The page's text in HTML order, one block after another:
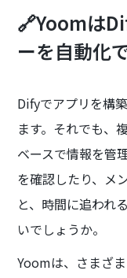
🔗Yoomは
ーを自動化
Difyでアプリを構
ます。それでも、
ベースで情報を管
を確認したり、メ
と、時間に追われ
いでしょうか。
Yoomは、さまざ